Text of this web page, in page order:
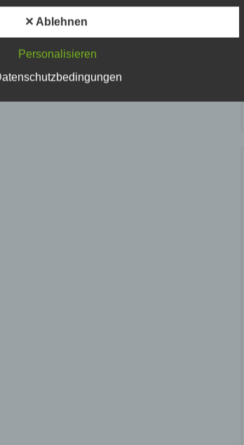
Datenspeicherung mehr besteht. Zwingende
- insbesondere Aufbewahrungsfristen - bleiben
von Videoinhalten nutzt unsere Website
94066, USA.
✕ Ablehnen
Personalisieren